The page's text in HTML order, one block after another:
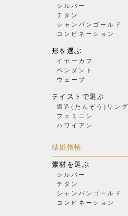
シルバー
チタン
シャンパンゴールド
コンビネーション
形を選ぶ
イヤーカフ
ペンダント
ウェーブ
テイストで選ぶ
鍛造(たんぞう)リング
フェミニン
ハワイアン
結婚指輪
素材を選ぶ
シルバー
チタン
シャンパンゴールド
コンビネーション